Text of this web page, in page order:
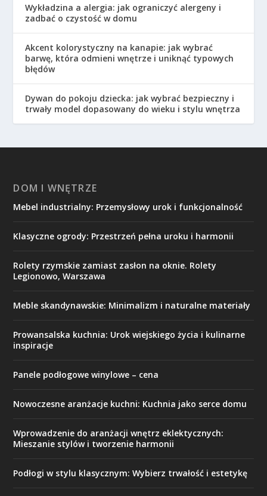
Wykładzina a alergia: jak ograniczyć alergeny i
zadbać o czystość w domu
Akcent kolorystyczny na kanapie: jak wybrać
barwę, która odmieni wnętrze i uniknąć typowych
błędów
Dywan do pokoju dziecka: jak wybrać bezpieczny i
trwały model dopasowany do wieku i stylu wnętrza
DOM I WNĘTRZE
Mebel industrialny: Przemysłowy urok i funkcjonalność
Klasyczne ogrody: Przestrzeń pełna uroku i harmonii
Rolety rzymskie zamiast zasłon na oknie. Rolety
Legionowo, Warszawa
Meble skandynawskie: Minimalizm i naturalne materiały
Prowansalska kuchnia: Urok wiejskiego życia i kulinarne
inspiracje
Panele podłogowe winylowe – cena
Nowoczesne aranżacje kuchni: Kuchnia jako serce domu
Wprowadzenie do aranżacji wnętrz eklektycznych:
Mieszanie stylów i tworzenie harmonii
Podłogi w stylu klasycznym: Wybierz trwałość i estetykę